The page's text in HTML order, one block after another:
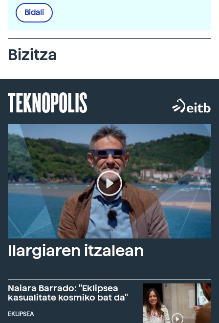
Bidali
Bizitza
TEKNOPOLIS
Ilargiaren itzalean
Naiara Barrado: "Eklipsea
kasualitate kosmiko bat da"
EKLIPSEA